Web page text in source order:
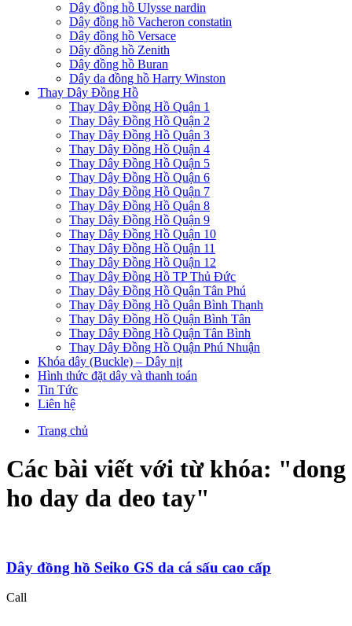
Dây đồng hồ Ulysse nardin
Dây đồng hồ Vacheron constatin
Dây đồng hồ Versace
Dây đồng hồ Zenith
Dây đồng hồ Buran
Dây da đồng hồ Harry Winston
Thay Dây Đồng Hồ
Thay Dây Đồng Hồ Quận 1
Thay Dây Đồng Hồ Quận 2
Thay Dây Đồng Hồ Quận 3
Thay Dây Đồng Hồ Quận 4
Thay Dây Đồng Hồ Quận 5
Thay Dây Đồng Hồ Quận 6
Thay Dây Đồng Hồ Quận 7
Thay Dây Đồng Hồ Quận 8
Thay Dây Đồng Hồ Quận 9
Thay Dây Đồng Hồ Quận 10
Thay Dây Đồng Hồ Quận 11
Thay Dây Đồng Hồ Quận 12
Thay Dây Đồng Hồ TP Thủ Đức
Thay Dây Đồng Hồ Quận Tân Phú
Thay Dây Đồng Hồ Quận Bình Thạnh
Thay Dây Đồng Hồ Quận Bình Tân
Thay Dây Đồng Hồ Quận Tân Bình
Thay Dây Đồng Hồ Quận Phú Nhuận
Khóa dây (Buckle) – Dây nịt
Hình thức đặt dây và thanh toán
Tin Tức
Liên hệ
Trang chủ
Các bài viết với từ khóa: "dong
ho day da deo tay"
Dây đồng hồ Seiko GS da cá sấu cao cấp
Call